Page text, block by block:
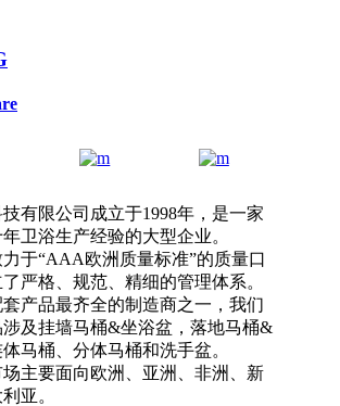
有限公司成立于1998年，是一家
卫浴生产经验的大型企业。
于“AAA欧洲质量标准”的质量口
严格、规范、精细的管理体系。
产品最齐全的制造商之一，我们
及挂墙马桶&坐浴盆，落地马桶&
马桶、分体马桶和洗手盆。
主要面向欧洲、亚洲、非洲、新
亚。